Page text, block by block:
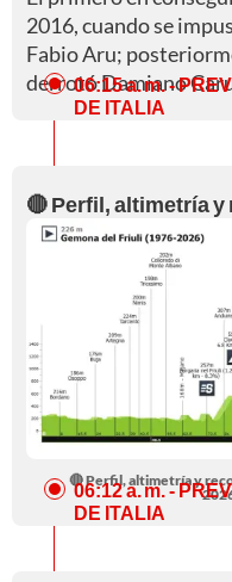
2016, cuando se
Fabio Aru;
derrotó Damiano
06:15 a. m.-
DE ITALIA
🔴 Perfil, altimetría y
🔴 Perfil, altimetría y
06:12 a. m.-
DE ITALIA